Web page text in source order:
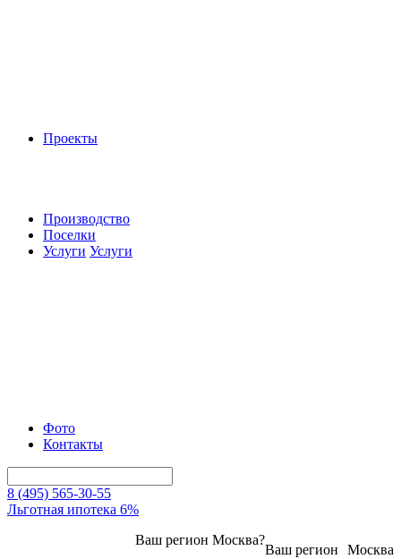
Проекты
Производство
Поселки
Услуги Услуги
Фото
Контакты
8 (495) 565-30-55
Льготная ипотека 6%
Москва
Ваш регион
Ваш регион Москва?